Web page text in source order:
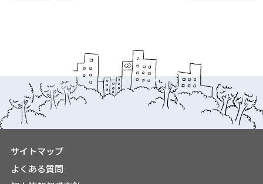
サイトマップ
よくある質問